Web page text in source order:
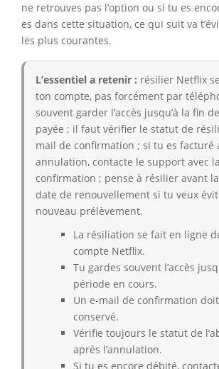
ne retrouves pas l’option ou si tu es
es dans cette situation, ce qui suit va
les plus courantes.
L’essentiel a retenir : résilier Netflix
ton compte, pas forcément par
souvent garder l’accès jusqu’à la fin
payée ; il faut vérifier le statut de
mail de confirmation ; si tu es facturé
annulation, contacte le support avec
confirmation ; pense à résilier avant
date de renouvellement si tu veux
nouveau prélèvement.
La résiliation se fait en ligne
compte Netflix.
Tu gardes souvent l’accès
période en cours.
Un e-mail de confirmation
conservé.
Vérifie toujours le statut de
après l’annulation.
Si tu es encore débité,